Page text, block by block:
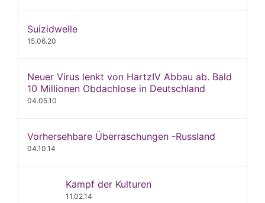
Suizidwelle
15.06.20
Neuer Virus lenkt von HartzIV Abbau ab. Bald
10 Millionen Obdachlose in Deutschland
04.05.10
Vorhersehbare Überraschungen -Russland
04.10.14
Kampf der Kulturen
11.02.14